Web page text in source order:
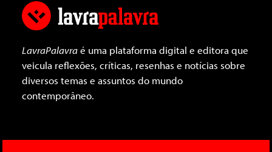
LavraPalavraé uma plataforma digital e editora que
veicula reflexões, críticas, resenhas e notícias sobre
diversos temas e assuntos do mundo
contemporâneo.